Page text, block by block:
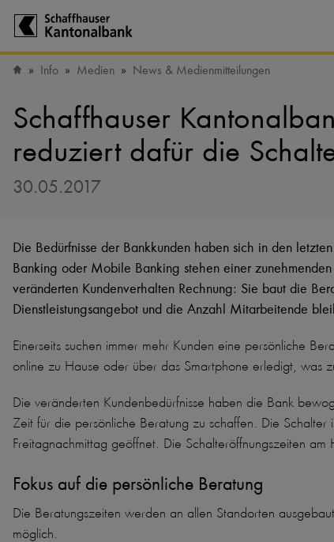
Info Medien News & Medienmitteilungen
Schaffhauser
reduziert dafür die
30.05.2017
Die Bedürfnisse der Bankkunden haben sich in den
Banking oder Mobile Banking stehen einer
veränderten Kundenverhalten Rechnung: Sie baut die
Dienstleistungsangebot und die Anzahl Mitarbeitende
Einerseits suchen immer mehr Kunden eine persönliche
online zu Hause oder über das Smartphone erledigt, was
Die veränderten Kundenbedürfnisse haben die Bank
Zeit für die persönliche Beratung zu schaffen. Die
Freitagnachmittag geöffnet. Die Schalteröffnungszeiten
Fokus auf die persönliche Beratung
Die Beratungszeiten werden an allen Standorten
möglich.